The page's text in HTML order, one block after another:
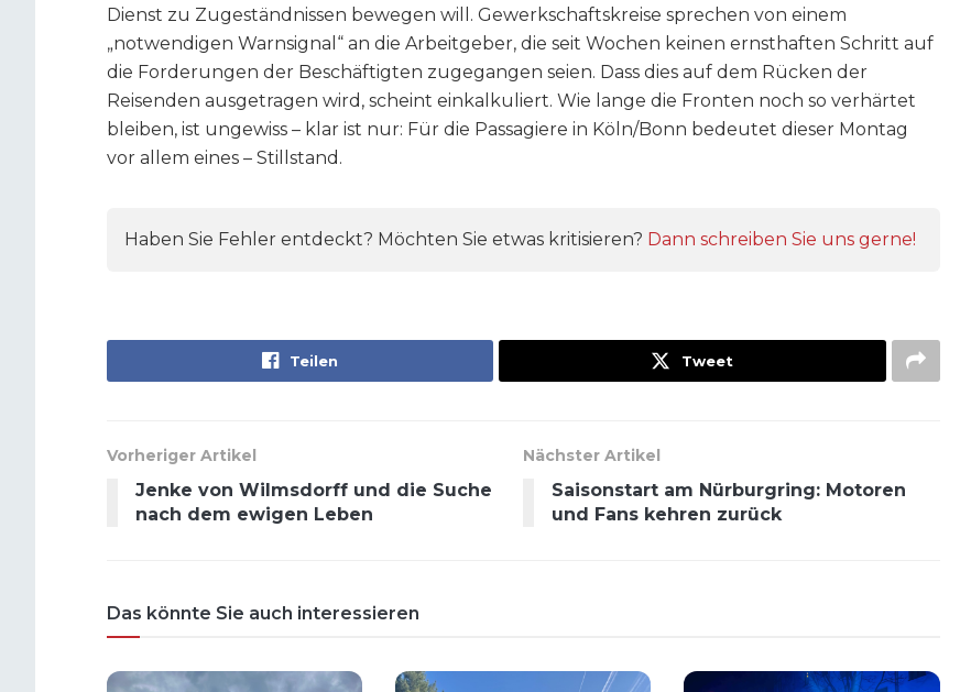
Dienst zu Zugeständnissen bewegen will. Gewerkschaftskreise sprechen von einem
„notwendigen Warnsignal“ an die Arbeitgeber, die seit Wochen keinen ernsthaften Schritt auf
die Forderungen der Beschäftigten zugegangen seien. Dass dies auf dem Rücken der
Reisenden ausgetragen wird, scheint einkalkuliert. Wie lange die Fronten noch so verhärtet
bleiben, ist ungewiss – klar ist nur: Für die Passagiere in Köln/Bonn bedeutet dieser Montag
vor allem eines – Stillstand.
Haben Sie Fehler entdeckt? Möchten Sie etwas kritisieren? Dann schreiben Sie uns gerne!
Teilen Tweet
Vorheriger Artikel
Jenke von Wilmsdorff und die Suche
nach dem ewigen Leben
Nächster Artikel
Saisonstart am Nürburgring: Motoren
und Fans kehren zurück
Das könnte Sie auch interessieren